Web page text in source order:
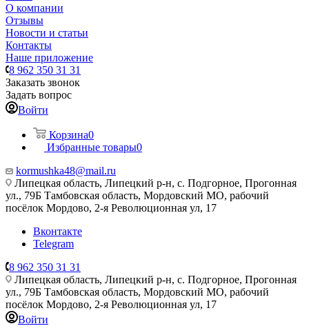
О компании
Отзывы
Новости и статьи
Контакты
Наше приложение
8 962 350 31 31
Заказать звонок
Задать вопрос
Войти
Корзина0
Избранные товары0
kormushka48@mail.ru
Липецкая область, Липецкий р-н, с. Подгорное, Прогонная
ул., 79Б Тамбовская область, Мордовский МО, рабочий
посёлок Мордово, 2-я Революционная ул, 17
Вконтакте
Telegram
8 962 350 31 31
Липецкая область, Липецкий р-н, с. Подгорное, Прогонная
ул., 79Б Тамбовская область, Мордовский МО, рабочий
посёлок Мордово, 2-я Революционная ул, 17
Войти